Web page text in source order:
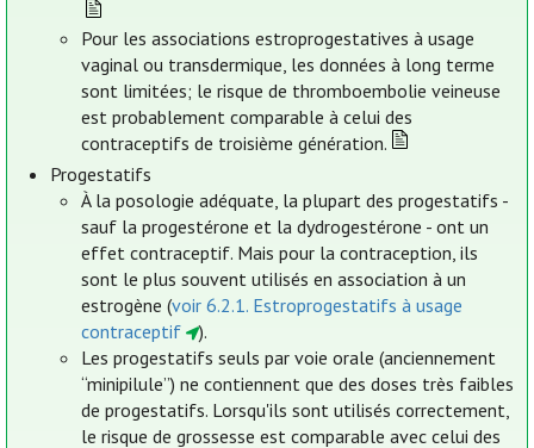
Pour les associations estroprogestatives à usage
vaginal ou transdermique, les données à long terme
sont limitées; le risque de thromboembolie veineuse
est probablement comparable à celui des
contraceptifs de troisième génération.
Progestatifs
À la posologie adéquate, la plupart des progestatifs -
sauf la progestérone et la dydrogestérone - ont un
effet contraceptif. Mais pour la contraception, ils
sont le plus souvent utilisés en association à un
estrogène (voir 6.2.1. Estroprogestatifs à usage
contraceptif
).
Les progestatifs seuls par voie orale (anciennement
“minipilule”) ne contiennent que des doses très faibles
de progestatifs. Lorsqu'ils sont utilisés correctement,
le risque de grossesse est comparable avec celui des